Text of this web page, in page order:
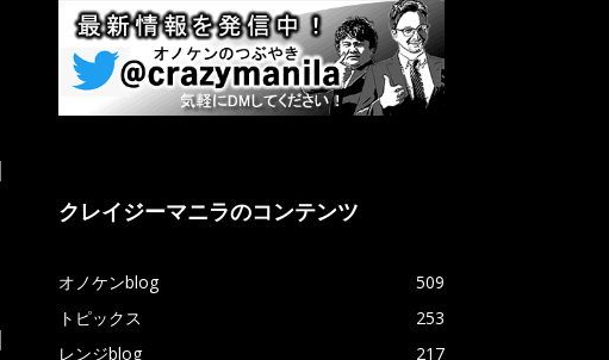
クレイジーマニラのコンテンツ
オノケンblog
509
トピックス
253
レンジblog
217